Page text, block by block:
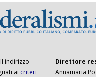
ai criteri
Direttore
Annamaria